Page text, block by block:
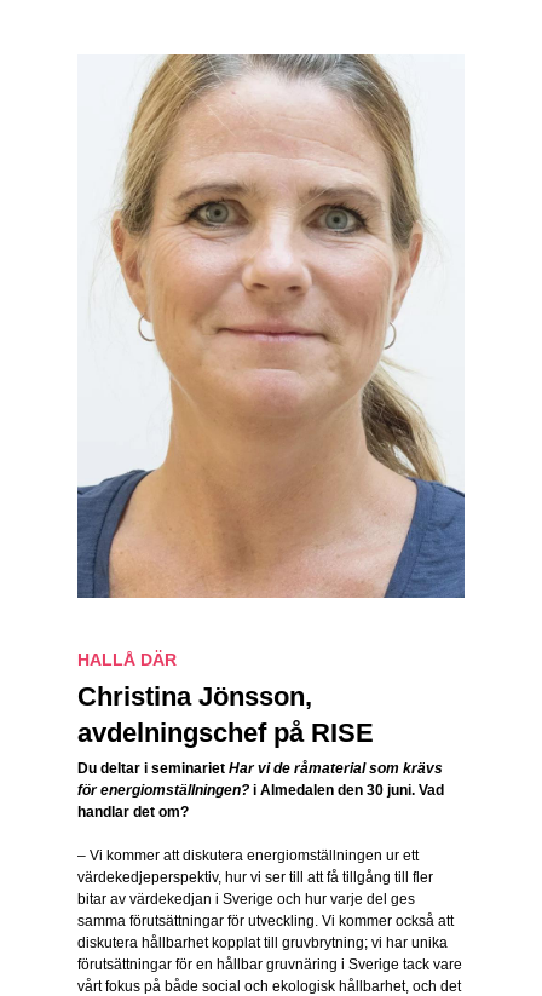
HALLÅ DÄR
Christina Jönsson,
avdelningschef på RISE
Du deltar i seminariet Har vi de råmaterial som krävs
för energiomställningen? i Almedalen den 30 juni. Vad
handlar det om?
– Vi kommer att diskutera energiomställningen ur ett
värdekedjeperspektiv, hur vi ser till att få tillgång till fler
bitar av värdekedjan i Sverige och hur varje del ges
samma förutsättningar för utveckling. Vi kommer också att
diskutera hållbarhet kopplat till gruvbrytning; vi har unika
förutsättningar för en hållbar gruvnäring i Sverige tack vare
vårt fokus på både social och ekologisk hållbarhet, och det